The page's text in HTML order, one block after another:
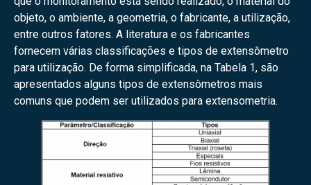
objeto, o ambiente, a geometria, o fabricante, a utilização,
entre outros fatores. A literatura e os fabricantes
fornecem várias classificações e tipos de extensômetro
para utilização. De forma simplificada, na Tabela 1, são
apresentados alguns tipos de extensômetros mais
comuns que podem ser utilizados para extensometria.